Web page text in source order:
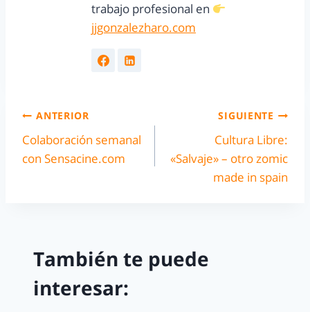
trabajo profesional en
jjgonzalezharo.com
ANTERIOR
Colaboración semanal
con Sensacine.com
SIGUIENTE
Cultura Libre:
«Salvaje» – otro zomic
made in spain
También te puede
interesar: